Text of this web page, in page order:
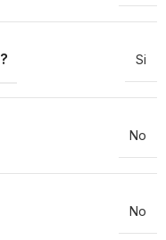
Si
No
No